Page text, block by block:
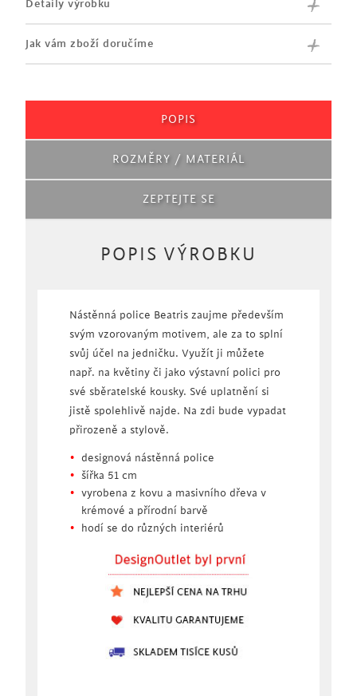
Detaily výrobku
Jak vám zboží doručíme
POPIS
ROZMĚRY / MATERIÁL
ZEPTEJTE SE
POPIS VÝROBKU
Nástěnná police Beatris zaujme především
svým vzorovaným motivem, ale za to splní
svůj účel na jedničku. Využít ji můžete
např. na květiny či jako výstavní polici pro
své sběratelské kousky. Své uplatnění si
jistě spolehlivě najde. Na zdi bude vypadat
přirozeně a stylově.
designová nástěnná police
šířka 51 cm
vyrobena z kovu a masivního dřeva v
krémové a přírodní barvě
hodí se do různých interiérů